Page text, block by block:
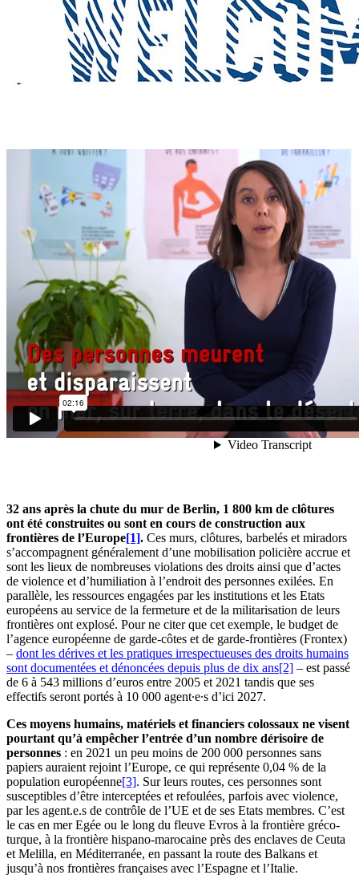
32 ans après la chute du mur de Berlin, 1 800 km de clôtures
ont été construites ou sont en cours de construction aux
frontières de l’Europe[1]. Ces murs, clôtures, barbelés et miradors
s’accompagnent généralement d’une mobilisation policière accrue et
sont les lieux de nombreuses violations des droits ainsi que d’actes
de violence et d’humiliation à l’endroit des personnes exilées. En
parallèle, les ressources engagées par les institutions et les Etats
européens au service de la fermeture et de la militarisation de leurs
frontières ont explosé. Pour ne citer que cet exemple, le budget de
l’agence européenne de garde-côtes et de garde-frontières (Frontex)
– dont les dérives et les pratiques irrespectueuses des droits humains
sont documentées et dénoncées depuis plus de dix ans[2] – est passé
de 6 à 543 millions d’euros entre 2005 et 2021 tandis que ses
effectifs seront portés à 10 000 agent∙e∙s d’ici 2027.
Ces moyens humains, matériels et financiers colossaux ne visent
pourtant qu’à empêcher l’entrée d’un nombre dérisoire de
personnes : en 2021 un peu moins de 200 000 personnes sans
papiers auraient rejoint l’Europe, ce qui représente 0,04 % de la
population européenne[3]. Sur leurs routes, ces personnes sont
susceptibles d’être interceptées et refoulées, parfois avec violence,
par les agent.e.s de contrôle de l’UE et de ses Etats membres. C’est
le cas en mer Egée ou le long du fleuve Evros à la frontière gréco-
turque, à la frontière hispano-marocaine près des enclaves de Ceuta
et Melilla, en Méditerranée, en passant la route des Balkans et
jusqu’à nos frontières françaises avec l’Espagne et l’Italie.